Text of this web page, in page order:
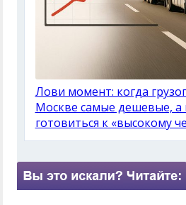
Лови момент: когда
Москве самые дешевые, а
готовиться к «высокому